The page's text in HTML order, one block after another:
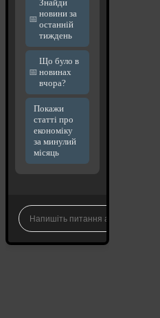
Знайди
новини за
останній
тиждень
Що було в
новинах
вчора?
Покажи
статті про
економіку
за минулий
місяць